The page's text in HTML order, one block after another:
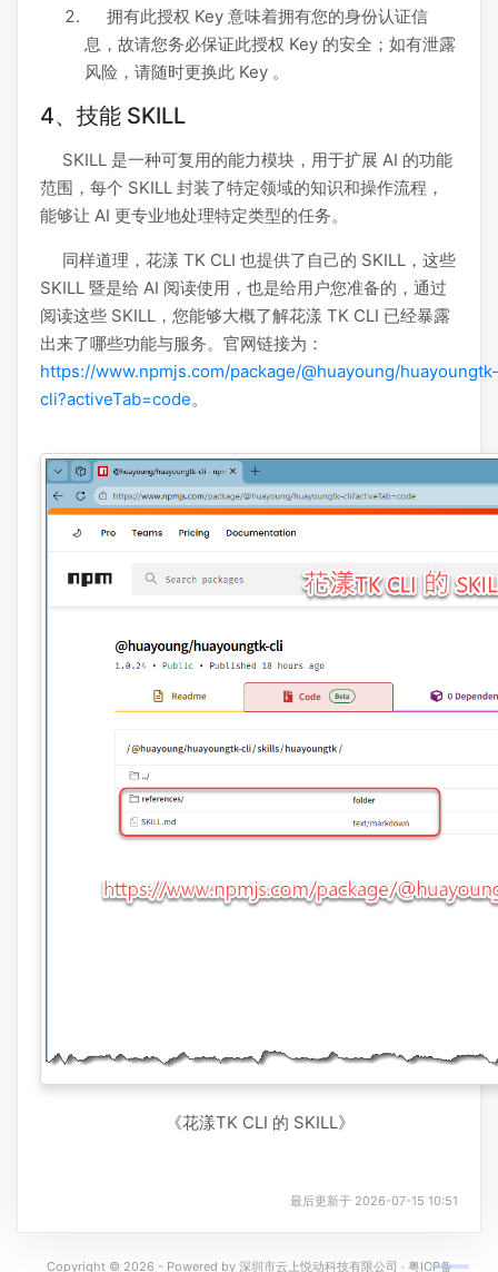
拥有此授权 Key 意味着拥有您的身份认证信
息，故请您务必保证此授权 Key 的安全；如有泄露
风险，请随时更换此 Key 。
4、技能 SKILL
SKILL 是一种可复用的能力模块，用于扩展 AI 的功能
范围，每个 SKILL 封装了特定领域的知识和操作流程，
能够让 AI 更专业地处理特定类型的任务。
同样道理，花漾 TK CLI 也提供了自己的 SKILL，这些
SKILL 暨是给 AI 阅读使用，也是给用户您准备的，通过
阅读这些 SKILL，您能够大概了解花漾 TK CLI 已经暴露
出来了哪些功能与服务。官网链接为：
https://www.npmjs.com/package/@huayoung/huayoungtk-
cli?activeTab=code。
《花漾TK CLI 的 SKILL》
最后更新于 2026-07-15 10:51
Copyright © 2026 - Powered by 深圳市云上悦动科技有限公司 · 粤ICP备